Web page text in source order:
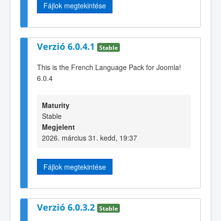
Fájlok megtekintése
Verzió 6.0.4.1 Stable
This is the French Language Pack for Joomla!
6.0.4
Maturity
Stable
Megjelent
2026. március 31. kedd, 19:37
Fájlok megtekintése
Verzió 6.0.3.2 Stable